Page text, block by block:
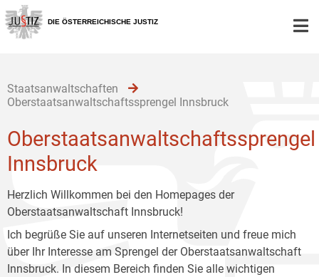
Zur
Hauptnavigation
[1]
Zum
Inhalt
[2]
Zum
Untermenü
[3]
DIE ÖSTERREICHISCHE JUSTIZ
Staatsanwaltschaften
Oberstaatsanwaltschaftssprengel Innsbruck
Oberstaatsanwaltschaftssprengel
Innsbruck
Herzlich Willkommen bei den Homepages der
Oberstaatsanwaltschaft Innsbruck!
Ich begrüße Sie auf unseren Internetseiten und freue mich
über Ihr Interesse am Sprengel der Oberstaatsanwaltschaft
Innsbruck. In diesem Bereich finden Sie alle wichtigen